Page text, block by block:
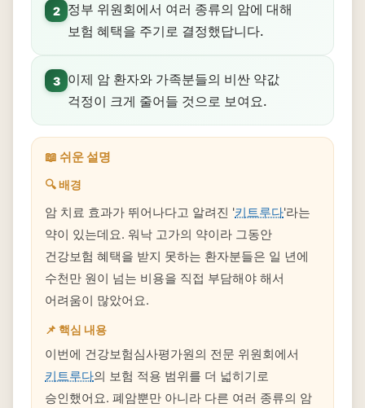
2
정부 위원회에서 여러 종류의 암에 대해
보험 혜택을 주기로 결정했답니다.
3
이제 암 환자와 가족분들의 비싼 약값
걱정이 크게 줄어들 것으로 보여요.
📖 쉬운 설명
🔍 배경
암 치료 효과가 뛰어나다고 알려진 '키트루다'라는
약이 있는데요. 워낙 고가의 약이라 그동안
건강보험 혜택을 받지 못하는 환자분들은 일 년에
수천만 원이 넘는 비용을 직접 부담해야 해서
어려움이 많았어요.
📌 핵심 내용
이번에 건강보험심사평가원의 전문 위원회에서
키트루다의 보험 적용 범위를 더 넓히기로
승인했어요. 폐암뿐만 아니라 다른 여러 종류의 암